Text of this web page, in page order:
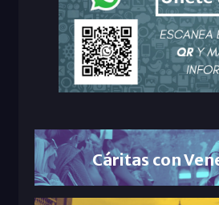
Cáritas con